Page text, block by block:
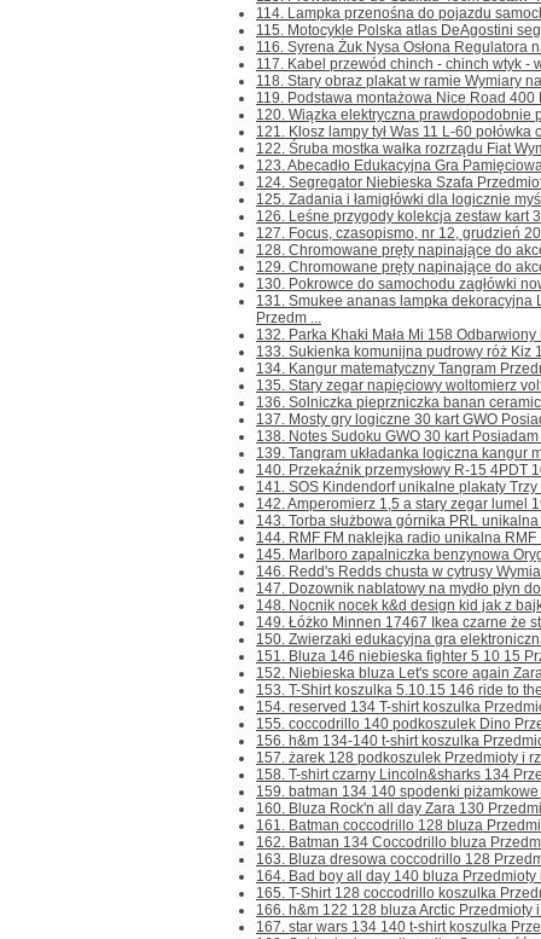
114. Lampka przenośna do pojazdu
115. Motocykle Polska atlas DeAgostini
116. Syrena Żuk Nysa Osłona Regulatora
117. Kabel przewód chinch - chinch wtyk -
118. Stary obraz plakat w ramie Wymiary
119. Podstawa montażowa Nice Road 400
120. Wiązka elektryczna prawdopodobnie
121. Klosz lampy tył Was 11 L-60
122. Śruba mostka wałka rozrządu Fiat
123. Abecadło Edukacyjna Gra
124. Segregator Niebieska Szafa
125. Zadania i łamigłówki dla logicznie
126. Leśne przygody kolekcja zestaw kart
127. Focus, czasopismo, nr 12, grudzień
128. Chromowane pręty napinające do
129. Chromowane pręty napinające do
130. Pokrowce do samochodu zagłówki
131. Smukee ananas lampka dekoracyjna
Przedm ...
132. Parka Khaki Mała Mi 158
133. Sukienka komunijna pudrowy róż Kiz
134. Kangur matematyczny Tangram
135. Stary zegar napięciowy woltomierz
136. Solniczka pieprzniczka banan
137. Mosty gry logiczne 30 kart GWO
138. Notes Sudoku GWO 30 kart
139. Tangram układanka logiczna kangur
140. Przekaźnik przemysłowy R-15 4PDT
141. SOS Kindendorf unikalne plakaty
142. Amperomierz 1,5 a stary zegar lumel
143. Torba służbowa górnika PRL
144. RMF FM naklejka radio unikalna
145. Marlboro zapalniczka benzynowa
146. Redd's Redds chusta w cytrusy
147. Dozownik nablatowy na mydło płyn
148. Nocnik nocek k&d design kid jak z
149. Łóżko Minnen 17467 Ikea czarne że
150. Zwierzaki edukacyjna gra
151. Bluza 146 niebieska fighter 5 10 15
152. Niebieska bluza Let's score again
153. T-Shirt koszulka 5.10.15 146 ride to
154. reserved 134 T-shirt koszulka
155. coccodrillo 140 podkoszulek Dino
156. h&m 134-140 t-shirt koszulka
157. żarek 128 podkoszulek Przedmioty i
158. T-shirt czarny Lincoln&sharks 134
159. batman 134 140 spodenki
160. Bluza Rock'n all day Zara 130
161. Batman coccodrillo 128 bluza
162. Batman 134 Coccodrillo bluza
163. Bluza dresowa coccodrillo 128
164. Bad boy all day 140 bluza Przedmioty
165. T-Shirt 128 coccodrillo koszulka
166. h&m 122 128 bluza Arctic Przedmioty
167. star wars 134 140 t-shirt koszulka